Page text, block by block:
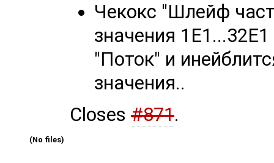
Чекокс "Шлейф
значения
"Поток" и
значения..
Closes #871.
(No files)